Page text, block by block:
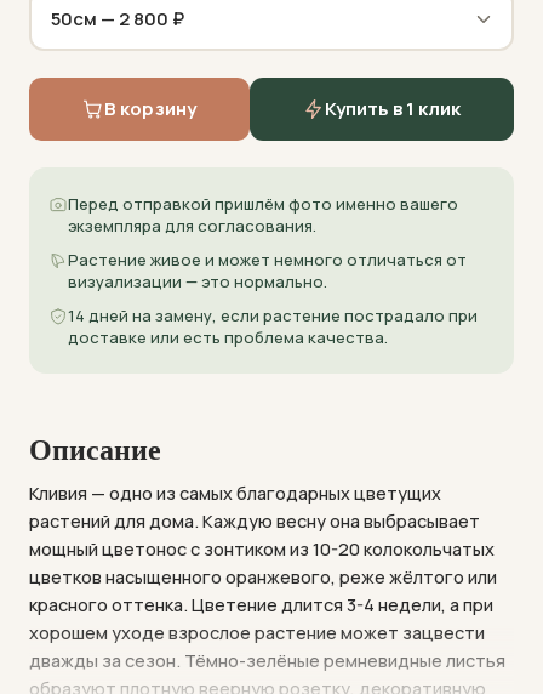
В корзину Купить в 1 клик
Перед отправкой пришлём фото именно вашего
экземпляра для согласования.
Растение живое и может немного отличаться от
визуализации — это нормально.
14 дней на замену, если растение пострадало при
доставке или есть проблема качества.
Описание
Кливия — одно из самых благодарных цветущих
растений для дома. Каждую весну она выбрасывает
мощный цветонос с зонтиком из 10-20 колокольчатых
цветков насыщенного оранжевого, реже жёлтого или
красного оттенка. Цветение длится 3-4 недели, а при
хорошем уходе взрослое растение может зацвести
дважды за сезон. Тёмно-зелёные ремневидные листья
образуют плотную веерную розетку, декоративную